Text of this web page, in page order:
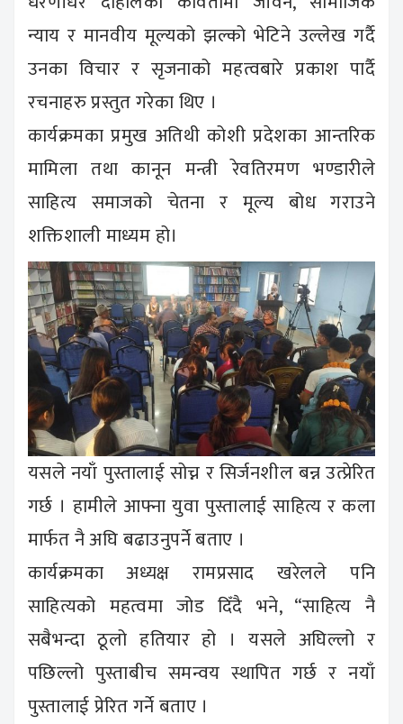
न्याय र मानवीय मूल्यको झल्को भेटिने उल्लेख गर्दै
उनका विचार र सृजनाको महत्वबारे प्रकाश पार्दै
रचनाहरु प्रस्तुत गरेका थिए ।
कार्यक्रमका प्रमुख अतिथी कोशी प्रदेशका आन्तरिक
मामिला तथा कानून मन्त्री रेवतिरमण भण्डारीले
साहित्य समाजको चेतना र मूल्य बोध गराउने
शक्तिशाली माध्यम हो।
यसले नयाँ पुस्तालाई सोच्न र सिर्जनशील बन्न उत्प्रेरित
गर्छ । हामीले आफ्ना युवा पुस्तालाई साहित्य र कला
मार्फत नै अघि बढाउनुपर्ने बताए ।
कार्यक्रमका अध्यक्ष रामप्रसाद खरेलले पनि
साहित्यको महत्वमा जोड दिँदै भने, “साहित्य नै
सबैभन्दा ठूलो हतियार हो । यसले अघिल्लो र
पछिल्लो पुस्ताबीच समन्वय स्थापित गर्छ र नयाँ
पुस्तालाई प्रेरित गर्ने बताए ।